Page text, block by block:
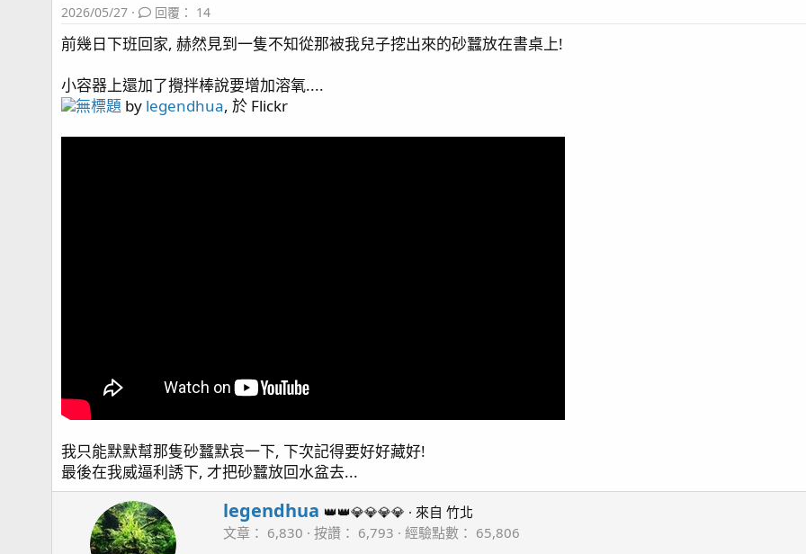
2026/05/27 回覆： 14
前幾日下班回家, 赫然見到一隻不知從那被我兒子挖出來的砂蠶放在書桌上!
小容器上還加了攪拌棒說要增加溶氧....
無標題 by legendhua, 於 Flickr
我只能默默幫那隻砂蠶默哀一下, 下次記得要好好藏好!
最後在我威逼利誘下, 才把砂蠶放回水盆去...
W
r
i
legendhua 👑👑💎💎💎💎 · 來自 竹北
文章
6,830 按讚 6,793 經驗點數 65,806